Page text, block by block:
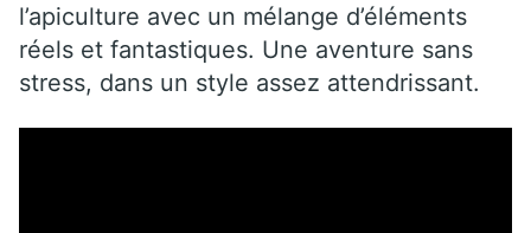
l’apiculture avec un mélange d’éléments
réels et fantastiques. Une aventure sans
stress, dans un style assez attendrissant.